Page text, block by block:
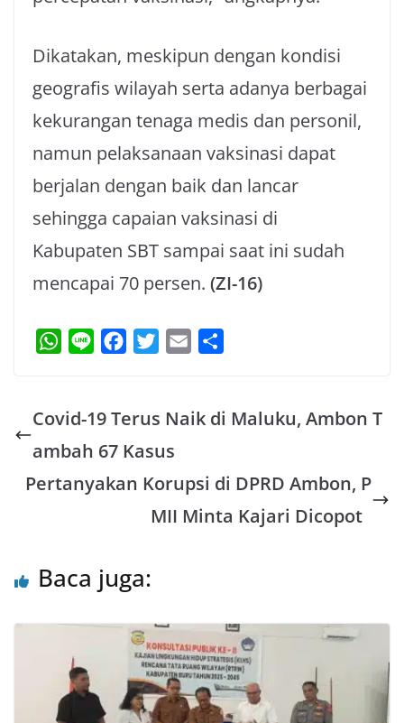
Dikatakan, meskipun dengan kondisi
geografis wilayah serta adanya berbagai
kekurangan tenaga medis dan personil,
namun pelaksanaan vaksinasi dapat
berjalan dengan baik dan lancar
sehingga capaian vaksinasi di
Kabupaten SBT sampai saat ini sudah
mencapai 70 persen. (ZI-16)
W
t
s
p
e
e
b
o
t
r
i
r
Covid-19 Terus Naik di Maluku, Ambon T
ambah 67 Kasus
Pertanyakan Korupsi di DPRD Ambon, P
MII Minta Kajari Dicopot
Baca juga: